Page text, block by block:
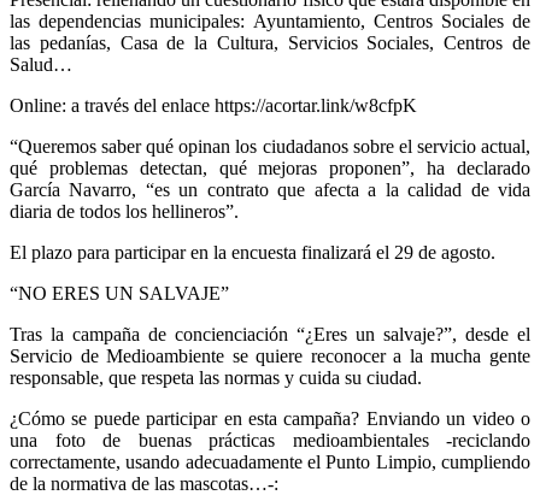
las dependencias municipales: Ayuntamiento, Centros Sociales de
las pedanías, Casa de la Cultura, Servicios Sociales, Centros de
Salud…
Online: a través del enlace https://acortar.link/w8cfpK
“Queremos saber qué opinan los ciudadanos sobre el servicio actual,
qué problemas detectan, qué mejoras proponen”, ha declarado
García Navarro, “es un contrato que afecta a la calidad de vida
diaria de todos los hellineros”.
El plazo para participar en la encuesta finalizará el 29 de agosto.
“NO ERES UN SALVAJE”
Tras la campaña de concienciación “¿Eres un salvaje?”, desde el
Servicio de Medioambiente se quiere reconocer a la mucha gente
responsable, que respeta las normas y cuida su ciudad.
¿Cómo se puede participar en esta campaña? Enviando un video o
una foto de buenas prácticas medioambientales -reciclando
correctamente, usando adecuadamente el Punto Limpio, cumpliendo
de la normativa de las mascotas…-: